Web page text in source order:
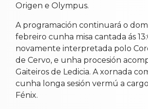
Origen e Olympus.
A programación continuará o
febreiro cunha misa cantada ás
novamente interpretada polo
de Cervo, e unha procesión
Gaiteiros de Ledicia. A xornada
cunha longa sesión vermú a
Fénix.